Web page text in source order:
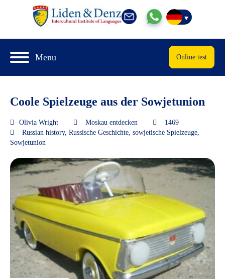
Menu Online test
Coole Spielzeuge aus der Sowjetunion
Olivia Wright Moskau entdecken
1469
Russian history, Russische Geschichte sowjetische Spielzeuge
Sowjetunion